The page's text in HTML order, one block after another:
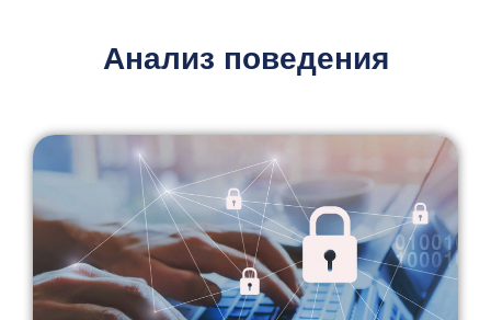
Анализ поведения